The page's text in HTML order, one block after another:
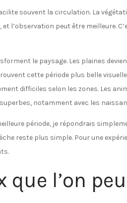
souvent la circulation. La
l’observation peut être meilleure.
le paysage. Les plaines
cette période plus belle
difficiles selon les zones. Les
notamment avec les
période, je répondrais
reste plus simple. Pour une
que l’on